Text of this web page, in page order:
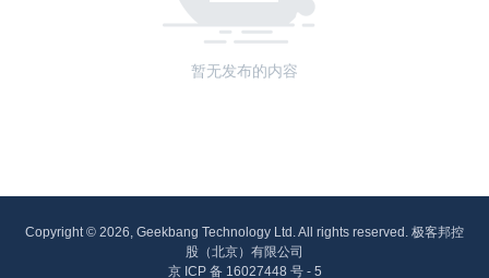
暂无发布的内容
Copyright © 2026, Geekbang Technology Ltd. All rights reserved. 极客邦控
股（北京）有限公司
京 ICP 备 16027448 号 - 5